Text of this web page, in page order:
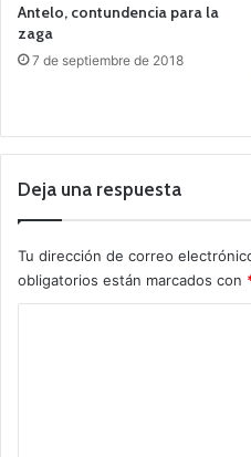
Antelo, contundencia para la
zaga
7 de septiembre de 2018
Deja una respuesta
Tu dirección de correo
obligatorios están marcados con